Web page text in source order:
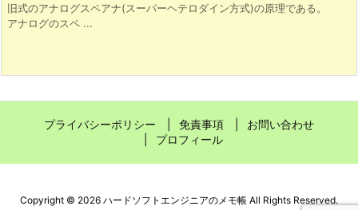
旧式のアナログスペアナ(スーパーヘテロダイン方式)の原理である。
アナログのスペ ...
プライバシーポリシー 免責事項
お問い合わせ
プロフィール
Copyright © 2026 ハードソフトエンジニアのメモ帳 All Rights Reserved.